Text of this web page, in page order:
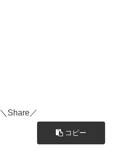
＼Share／
コピー